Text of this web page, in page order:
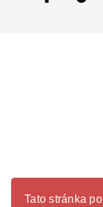
Tato stránka